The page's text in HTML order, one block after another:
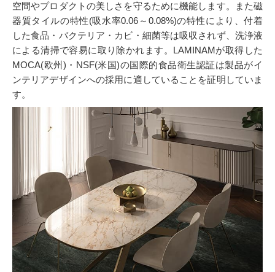
空間やプロダクトの美しさを守るために機能します。また磁
器質タイルの特性(吸水率0.06～0.08%)の特性により、付着
した食品・バクテリア・カビ・細菌等は吸収されず、洗浄液
による清掃で容易に取り除かれます。LAMINAMが取得した
MOCA(欧州)・NSF(米国)の国際的食品衛生認証は製品がイ
ンテリアデザインへの採用に適していることを証明していま
す。